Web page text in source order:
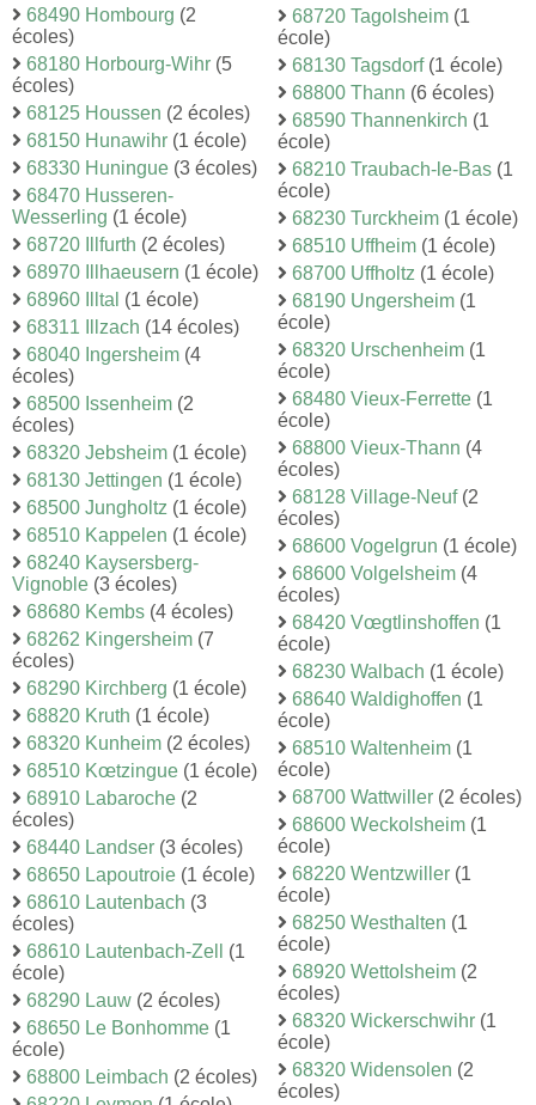
68490 Hombourg (2
écoles)
68180 Horbourg-Wihr (5
écoles)
68125 Houssen (2 écoles)
68150 Hunawihr (1 école)
68330 Huningue (3 écoles)
68470 Husseren-
Wesserling (1 école)
68720 Illfurth (2 écoles)
68970 Illhaeusern (1 école)
68960 Illtal (1 école)
68311 Illzach (14 écoles)
68040 Ingersheim (4
écoles)
68500 Issenheim (2
écoles)
68320 Jebsheim (1 école)
68130 Jettingen (1 école)
68500 Jungholtz (1 école)
68510 Kappelen (1 école)
68240 Kaysersberg-
Vignoble (3 écoles)
68680 Kembs (4 écoles)
68262 Kingersheim (7
écoles)
68290 Kirchberg (1 école)
68820 Kruth (1 école)
68320 Kunheim (2 écoles)
68510 Kœtzingue (1 école)
68910 Labaroche (2
écoles)
68440 Landser (3 écoles)
68650 Lapoutroie (1 école)
68610 Lautenbach (3
écoles)
68610 Lautenbach-Zell
(1
école)
68290 Lauw (2 écoles)
68650 Le Bonhomme (1
école)
68800 Leimbach (2 écoles)
68720 Tagolsheim (1
école)
68130 Tagsdorf(1 école)
68800 Thann (6 écoles)
68590 Thannenkirch (1
école)
68210 Traubach-le-Bas (1
école)
68230 Turckheim (1 école)
68510 Uffheim (1 école)
68700 Uffholtz (1 école)
68190 Ungersheim (1
école)
68320 Urschenheim (1
école)
68480 Vieux-Ferrette (1
école)
68800 Vieux-Thann (4
écoles)
68128 Village-Neuf(2
écoles)
68600 Vogelgrun (1 école)
68600 Volgelsheim (4
écoles)
68420 Vœgtlinshoffen (1
école)
68230 Walbach (1 école)
68640 Waldighoffen (1
école)
68510 Waltenheim (1
école)
68700 Wattwiller (2 écoles)
68600 Weckolsheim (1
école)
68220 Wentzwiller (1
école)
68250 Westhalten (1
école)
68920 Wettolsheim (2
écoles)
68320 Wickerschwihr (1
école)
68320 Widensolen (2
écoles)